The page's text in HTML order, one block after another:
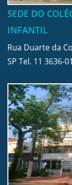
SEDE DO
INFANTIL
Rua Duarte da
SP Tel. 11 3636-